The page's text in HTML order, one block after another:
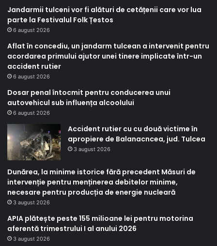
Jandarmii tulceni vor fi alături de cetățenii care vor lua
parte la Festivalul Folk Țestos
6 august 2026
Aflat în concediu, un jandarm tulcean a intervenit pentru
acordarea primului ajutor unei tinere implicate într-un
accident rutier
6 august 2026
Dosar penal întocmit pentru conducerea unui
autovehicul sub influența alcoolului
6 august 2026
Accident rutier cu cu două victime în
apropiere de Balanacncea, jud. Tulcea
3 august 2026
Dunărea, la minime istorice fără precedent Măsuri de
intervenție pentru menținerea debitelor minime,
necesare pentru producția de energie nucleară
3 august 2026
APIA plătește peste 155 milioane lei pentru motorina
aferentă trimestrului I al anului 2026
3 august 2026